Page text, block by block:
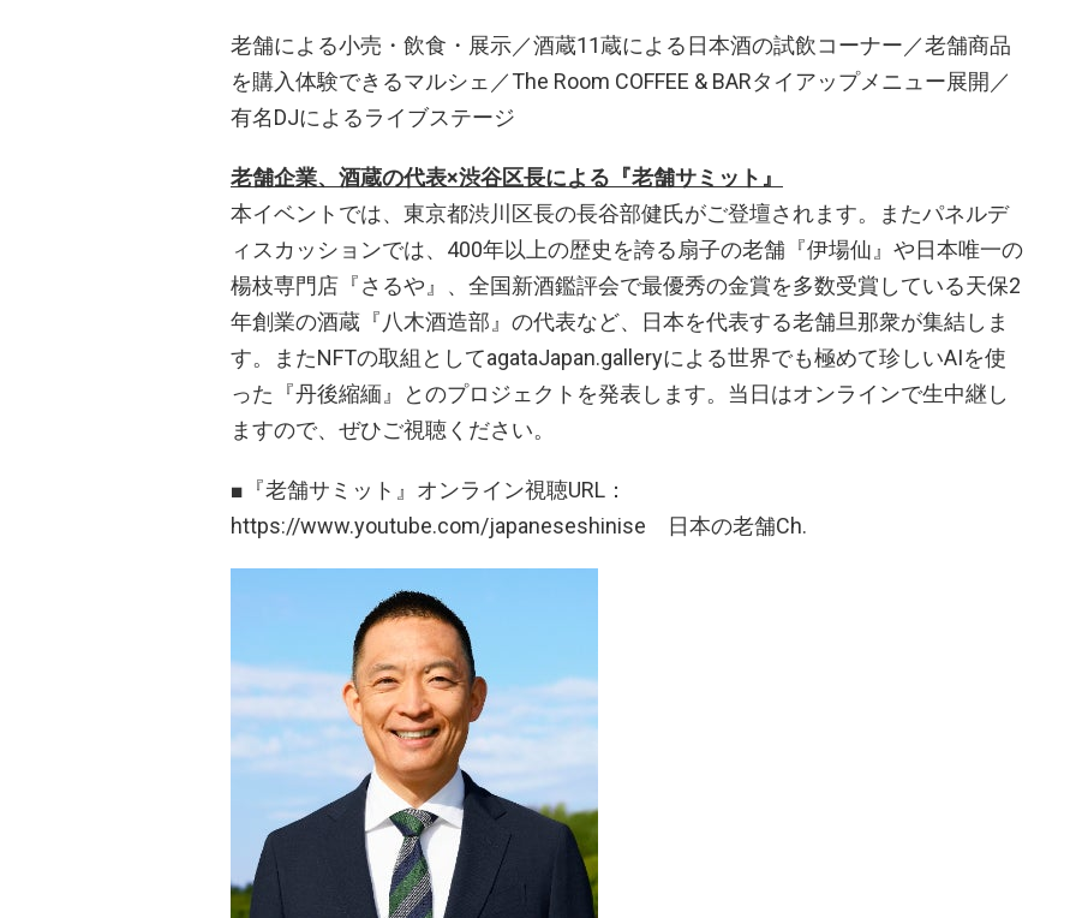
老舗による小売・飲食・展示／酒蔵11蔵による日本酒の試飲コーナー／老舗商品
を購入体験できるマルシェ／The Room COFFEE & BARタイアップメニュー展開／
有名DJによるライブステージ
老舗企業、酒蔵の代表×渋谷区長による『老舗サミット』
本イベントでは、東京都渋川区長の長谷部健氏がご登壇されます。またパネルデ
ィスカッションでは、400年以上の歴史を誇る扇子の老舗『伊場仙』や日本唯一の
楊枝専門店『さるや』、全国新酒鑑評会で最優秀の金賞を多数受賞している天保2
年創業の酒蔵『八木酒造部』の代表など、日本を代表する老舗旦那衆が集結しま
す。またNFTの取組としてagataJapan.galleryによる世界でも極めて珍しいAIを使
った『丹後縮緬』とのプロジェクトを発表します。当日はオンラインで生中継し
ますので、ぜひご視聴ください。
■『老舗サミット』オンライン視聴URL：
https://www.youtube.com/japaneseshinise 日本の老舗Ch.